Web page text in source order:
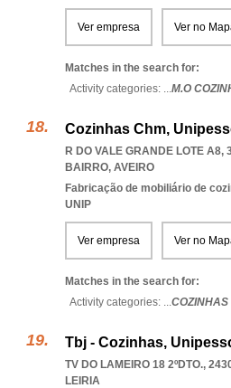
Ver empresa Ver no
Matches in the search for:
Activity categories: ...M.O
Cozinhas Chm,
R DO VALE GRANDE LOTE A8,
BAIRRO, AVEIRO
Fabricação de mobiliário de
UNIP
Ver empresa Ver no
Matches in the search for:
Activity categories: ...COZINHAS
Tbj - Cozinhas,
TV DO LAMEIRO 18 2ºDTO.,
LEIRIA